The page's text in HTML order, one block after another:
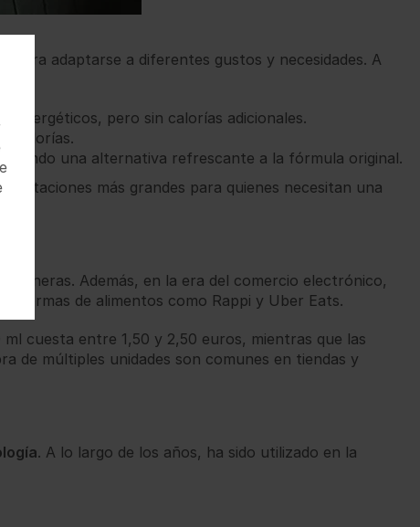
para adaptarse a diferentes gustos y necesidades. A
energéticos, pero sin calorías adicionales.
calorías.
una alternativa refrescante a la fórmula original.
más grandes para quienes necesitan una
Además, en la era del comercio electrónico,
de alimentos como Rappi y Uber Eats.
cuesta entre 1,50 y 2,50 euros, mientras que las
de múltiples unidades son comunes en tiendas y
. A lo largo de los años, ha sido utilizado en la